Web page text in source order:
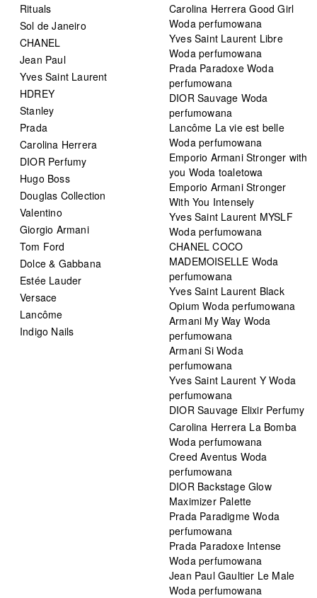
Rituals
Sol de Janeiro
CHANEL
Jean Paul
Yves Saint Laurent
HDREY
Stanley
Prada
Carolina Herrera
DIOR Perfumy
Hugo Boss
Douglas Collection
Valentino
Giorgio Armani
Tom Ford
Dolce & Gabbana
Estée Lauder
Versace
Lancôme
Indigo Nails
Carolina Herrera Good Girl
Woda perfumowana
Yves Saint Laurent Libre
Woda perfumowana
Prada Paradoxe Woda
perfumowana
DIOR Sauvage Woda
perfumowana
Lancôme La vie est belle
Woda perfumowana
Emporio Armani Stronger with
you Woda toaletowa
Emporio Armani Stronger
With You Intensely
Yves Saint Laurent MYSLF
Woda perfumowana
CHANEL COCO
MADEMOISELLE Woda
perfumowana
Yves Saint Laurent Black
Opium Woda perfumowana
Armani My Way Woda
perfumowana
Armani Si Woda
perfumowana
Yves Saint Laurent Y Woda
perfumowana
DIOR Sauvage Elixir Perfumy
Carolina Herrera La Bomba
Woda perfumowana
Creed Aventus Woda
perfumowana
DIOR Backstage Glow
Maximizer Palette
Prada Paradigme Woda
perfumowana
Prada Paradoxe Intense
Woda perfumowana
Jean Paul Gaultier Le Male
Woda perfumowana